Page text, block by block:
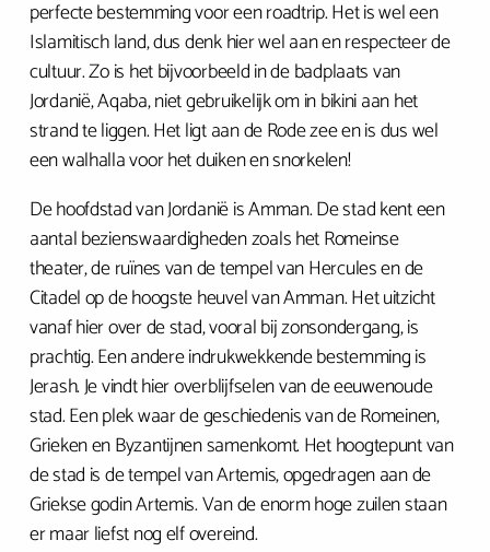
perfecte bestemming voor een roadtrip. Het is wel een
Islamitisch land, dus denk hier wel aan en respecteer de
cultuur. Zo is het bijvoorbeeld in de badplaats van
Jordanië, Aqaba, niet gebruikelijk om in bikini aan het
strand te liggen. Het ligt aan de Rode zee en is dus wel
een walhalla voor het duiken en snorkelen!
De hoofdstad van Jordanië is Amman. De stad kent een
aantal bezienswaardigheden zoals het Romeinse
theater, de ruïnes van de tempel van Hercules en de
Citadel op de hoogste heuvel van Amman. Het uitzicht
vanaf hier over de stad, vooral bij zonsondergang, is
prachtig. Een andere indrukwekkende bestemming is
Jerash. Je vindt hier overblijfselen van de eeuwenoude
stad. Een plek waar de geschiedenis van de Romeinen,
Grieken en Byzantijnen samenkomt. Het hoogtepunt van
de stad is de tempel van Artemis, opgedragen aan de
Griekse godin Artemis. Van de enorm hoge zuilen staan
er maar liefst nog elf overeind.